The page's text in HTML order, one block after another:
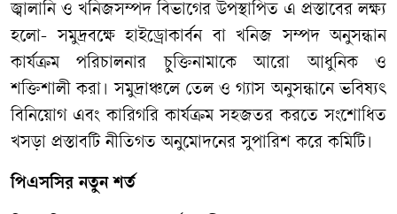
জ্বালানি ও খনিজসম্পদ বিভাগের উপস্থাপিত এ প্রস্তাবের লক্ষ্য
হলো- সমুদ্রবক্ষে হাইড্রোকার্বন বা খনিজ সম্পদ অনুসন্ধান
কার্যক্রম পরিচালনার চুক্তিনামাকে আরো আধুনিক ও
শক্তিশালী করা। সমুদ্রাঞ্চলে তেল ও গ্যাস অনুসন্ধানে ভবিষ্যৎ
বিনিয়োগ এবং কারিগরি কার্যক্রম সহজতর করতে সংশোধিত
খসড়া প্রস্তাবটি নীতিগত অনুমোদনের সুপারিশ করে কমিটি।
পিএসসির নতুন শর্ত